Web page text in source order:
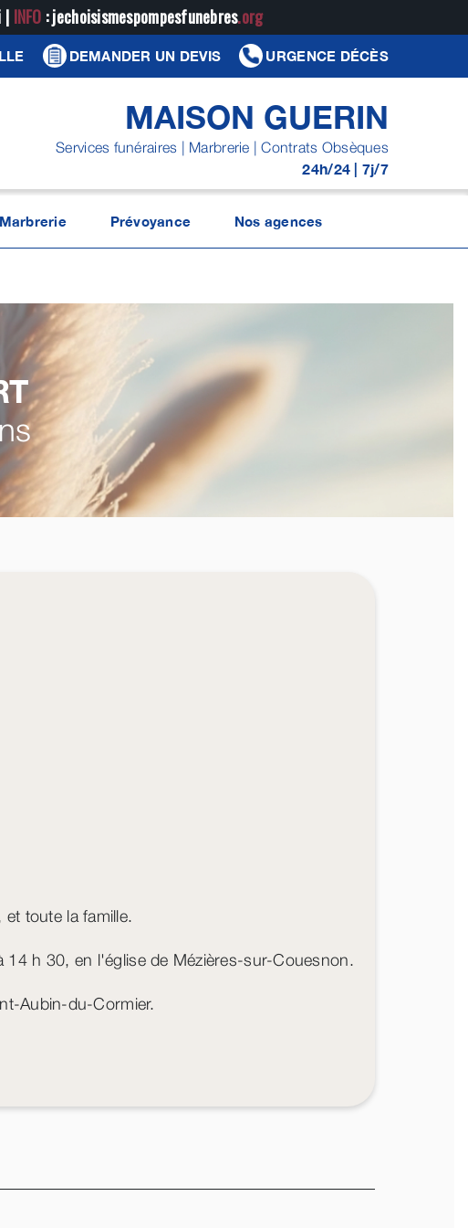
| INFO : jechoisismespompesfunebres.org
DEMANDER UN DEVIS URGENCE DÉCÈS
MAISON GUERIN
Services funéraires | Marbrerie | Contrats Obsèques
24h/24 | 7j/7
Marbrerie Prévoyance Nos agences
toute la famille.
14 h 30, en l'église de Mézières-sur-Couesnon.
Aubin-du-Cormier.